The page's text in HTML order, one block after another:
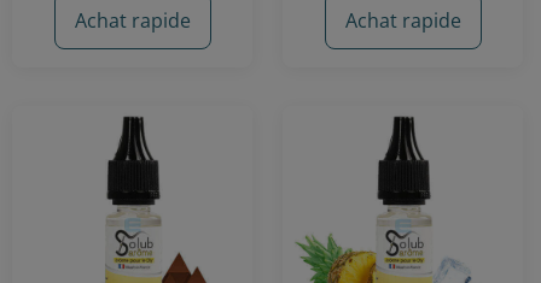
Achat rapide Achat rapide